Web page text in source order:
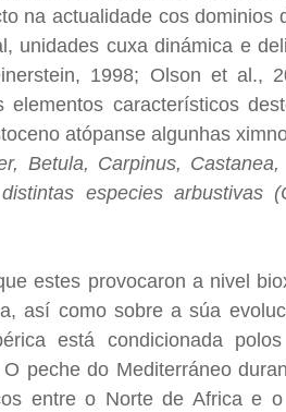
na actualidade cos dominios
unidades cuxa dinámica e
1998; Olson et al.,
característicos
atópanse algunhas
Betula, Carpinus,
especies arbustivas
estes provocaron a nivel
así como sobre a súa
está condicionada
peche do Mediterráneo
entre o Norte de Africa e